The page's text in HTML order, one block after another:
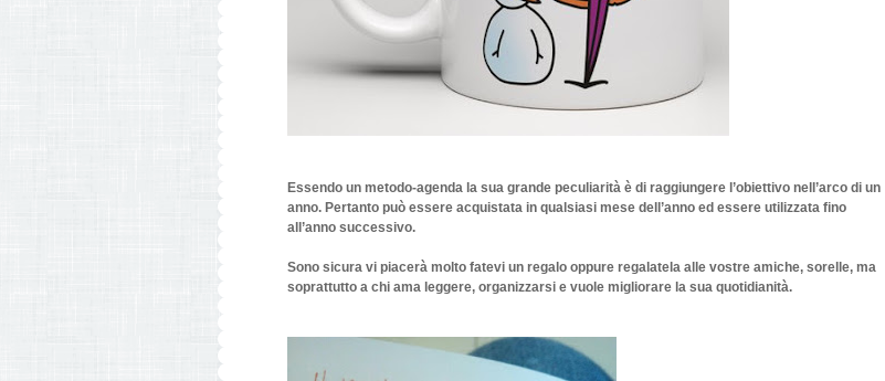
Essendo un metodo-agenda la sua grande peculiarità è di raggiungere l’obiettivo nell’arco di un
anno. Pertanto può essere acquistata in qualsiasi mese dell’anno ed essere utilizzata fino
all’anno successivo.
Sono sicura vi piacerà molto fatevi un regalo oppure regalatela alle vostre amiche, sorelle, ma
soprattutto a chi ama leggere, organizzarsi e vuole migliorare la sua quotidianità.